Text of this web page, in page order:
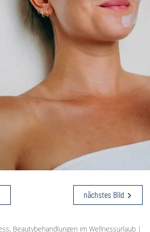
nächstes Bild
Beautybehandlungen im Wellnessurlaub |